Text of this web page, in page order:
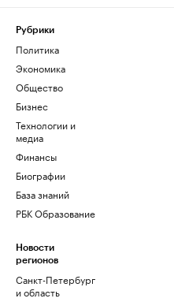
Рубрики
Политика
Экономика
Общество
Бизнес
Технологии и
медиа
Финансы
Биографии
База знаний
РБК Образование
Новости
регионов
Санкт-Петербург
и область